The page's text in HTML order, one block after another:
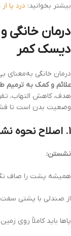
بیشتر بخوانید: درد پا
درمان خانگی
دیسک کمر
درمان خانگی به‌معنای
علائم و کمک به ترمیم
هدف، کاهش التهاب،
وضعیت بدن است تا
۱. اصلاح نحوه نشستن، ایستادن و خوابیدن
نشستن:
همیشه پشت را صاف
از صندلی با پشتی سفت
پاها باید کاملاً روی